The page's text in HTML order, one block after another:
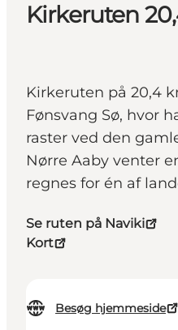
Kirkeruten
Kirkeruten på 20,4
Fønsvang Sø, hvor
raster ved den
Nørre Aaby venter
regnes for én af
Se ruten på Naviki
Kort
Besøg hjemmeside